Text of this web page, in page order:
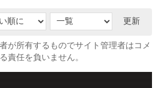
更新
が所有するものでサイト管理者はコメ
責任を負いません。